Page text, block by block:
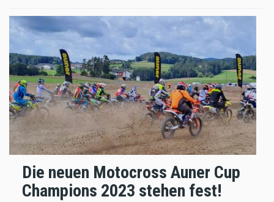
Die neuen Motocross Auner Cup
Champions 2023 stehen fest!